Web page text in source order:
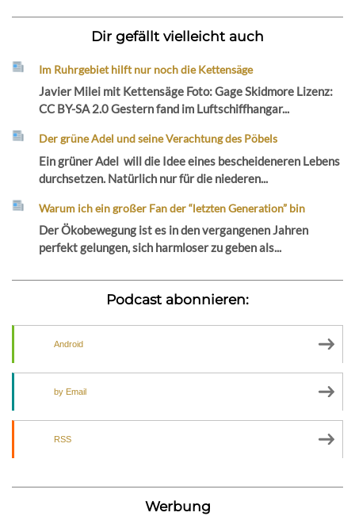
Dir gefällt vielleicht auch
Im Ruhrgebiet hilft nur noch die Kettensäge
Javier Milei mit Kettensäge Foto: Gage Skidmore Lizenz:
CC BY-SA 2.0 Gestern fand im Luftschiffhangar...
Der grüne Adel und seine Verachtung des Pöbels
Ein grüner Adel will die Idee eines bescheideneren Lebens
durchsetzen. Natürlich nur für die niederen...
Warum ich ein großer Fan der “letzten Generation” bin
Der Ökobewegung ist es in den vergangenen Jahren
perfekt gelungen, sich harmloser zu geben als...
Podcast abonnieren:
Android
by Email
RSS
Werbung